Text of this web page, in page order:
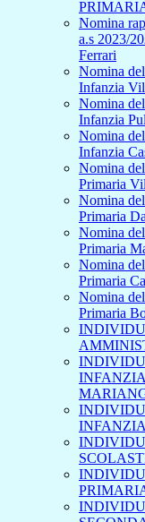
Nomina
a.s 2023/
Ferrari
Nomina
Infanzia
Nomina
Infanzia
Nomina
Infanzia
Nomina
Primaria
Nomina
Primaria
Nomina
Primaria
Nomina
Primaria
Nomina
Primaria